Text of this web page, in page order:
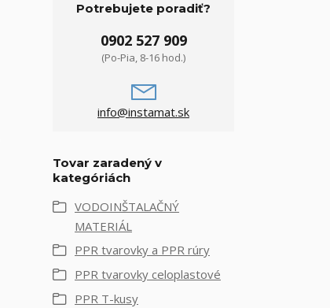
Potrebujete poradiť?
0902 527 909
(Po-Pia, 8-16 hod.)
info@instamat.sk
Tovar zaradený v
kategóriách
VODOINŠTALAČNÝ
MATERIÁL
PPR tvarovky a PPR rúry
PPR tvarovky celoplastové
PPR T-kusy